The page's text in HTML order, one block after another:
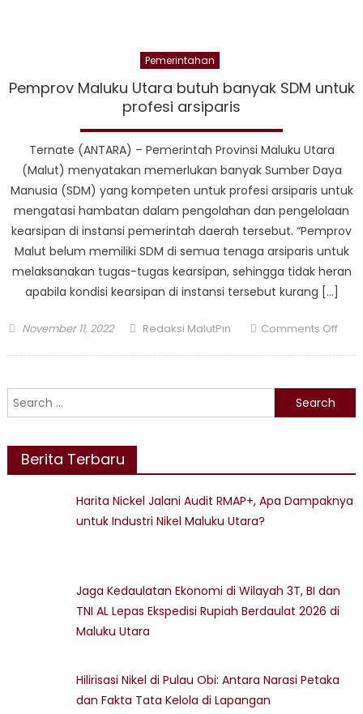
Pemerintahan
Pemprov Maluku Utara butuh banyak SDM untuk
profesi arsiparis
Ternate (ANTARA) – Pemerintah Provinsi Maluku Utara
(Malut) menyatakan memerlukan banyak Sumber Daya
Manusia (SDM) yang kompeten untuk profesi arsiparis untuk
mengatasi hambatan dalam pengolahan dan pengelolaan
kearsipan di instansi pemerintah daerah tersebut. “Pemprov
Malut belum memiliki SDM di semua tenaga arsiparis untuk
melaksanakan tugas-tugas kearsipan, sehingga tidak heran
apabila kondisi kearsipan di instansi tersebut kurang […]
Posted
November 11, 2022 Author
Redaksi MalutPin Comments Offon
Search
for:
Berita Terbaru
Harita Nickel Jalani Audit RMAP+, Apa Dampaknya
untuk Industri Nikel Maluku Utara?
Jaga Kedaulatan Ekonomi di Wilayah 3T, BI dan
TNI AL Lepas Ekspedisi Rupiah Berdaulat 2026 di
Maluku Utara
Hilirisasi Nikel di Pulau Obi: Antara Narasi Petaka
dan Fakta Tata Kelola di Lapangan